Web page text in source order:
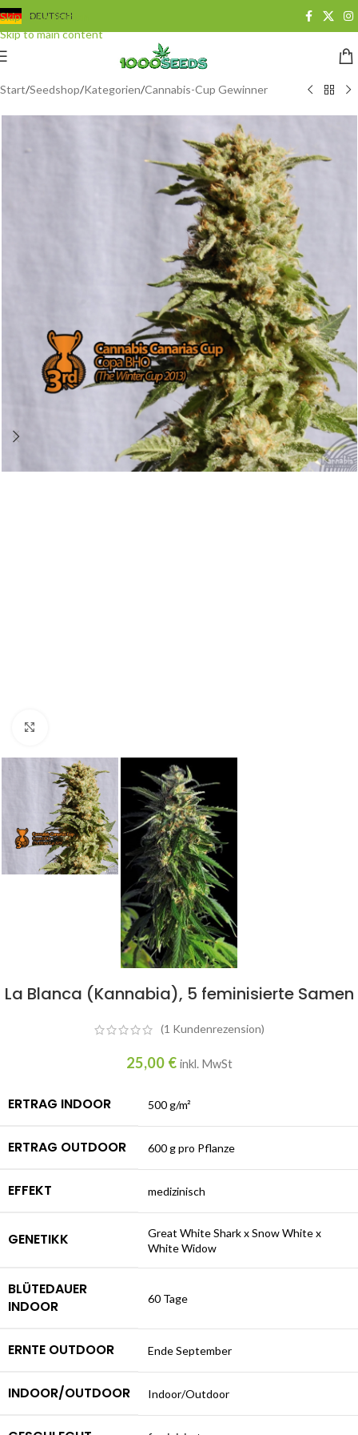
Skip to navigation
Skip to main content
DEUTSCH
Start/Seedshop/Kategorien/Cannabis-Cup Gewinner
La Blanca (Kannabia), 5 feminisierte Samen
(1 Kundenrezension)
25,00 € inkl. MwSt
ERTRAG INDOOR 500 g/m²
ERTRAG OUTDOOR 600 g pro Pflanze
EFFEKT medizinisch
GENETIKK
Great White Shark x Snow White x
White Widow
BLÜTEDAUER
INDOOR
60 Tage
ERNTE OUTDOOR Ende September
INDOOR/OUTDOOR Indoor/Outdoor